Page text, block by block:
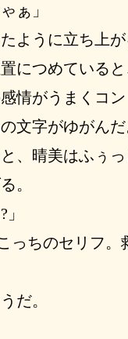
ぁ」
ように立ち上
につめている
情がうまくコ
文字がゆがんだ
、晴美はふぅ
。
っちのセリフ
だ。